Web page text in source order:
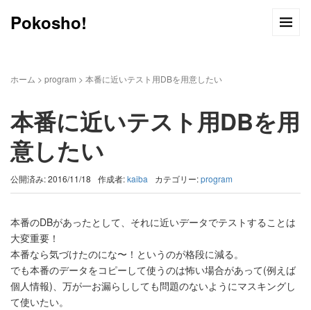
Pokosho!
ホーム > program > 本番に近いテスト用DBを用意したい
本番に近いテスト用DBを用
意したい
公開済み: 2016/11/18 作成者:kaiba カテゴリー:program
本番のDBがあったとして、それに近いデータでテストすることは
大変重要！
本番なら気づけたのにな〜！というのが格段に減る。
でも本番のデータをコピーして使うのは怖い場合があって(例えば
個人情報)、万が一お漏らししても問題のないようにマスキングし
て使いたい。